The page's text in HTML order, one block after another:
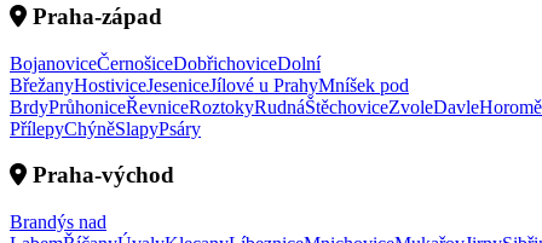
Praha-západ
BojanoviceČernošiceDobřichoviceDolní
BřežanyHostiviceJeseniceJílové u PrahyMníšek pod
BrdyPrůhoniceŘevniceRoztokyRudnáŠtěchoviceZvoleDavle
PřílepyChýněSlapyPsáry
Praha-východ
Brandýs nad